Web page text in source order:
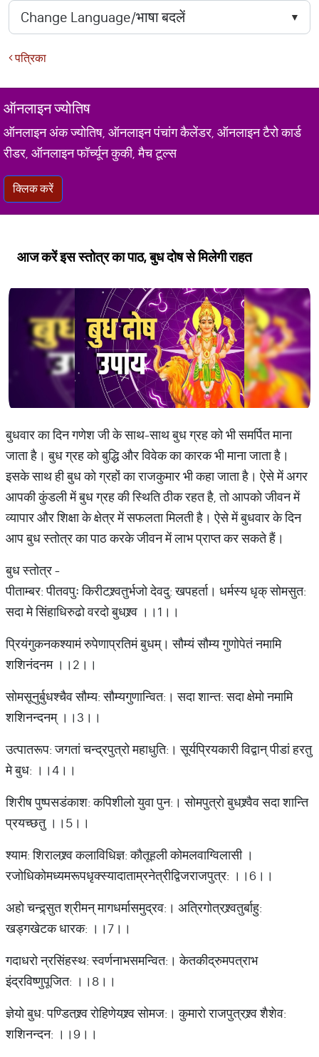
पत्रिका
ऑनलाइन ज्योतिष
ऑनलाइन अंक ज्योतिष, ऑनलाइन पंचांग कैलेंडर, ऑनलाइन टैरो कार्ड
रीडर, ऑनलाइन फॉर्च्यून कुकी, मैच टूल्स
क्लिक करें
आज करें इस स्तोत्र का पाठ, बुध दोष से मिलेगी राहत
बुधवार का दिन गणेश जी के साथ-साथ बुध ग्रह को भी समर्पित माना
जाता है। बुध ग्रह को बुद्धि और विवेक का कारक भी माना जाता है।
इसके साथ ही बुध को ग्रहों का राजकुमार भी कहा जाता है। ऐसे में अगर
आपकी कुंडली में बुध ग्रह की स्थिति ठीक रहत है, तो आपको जीवन में
व्यापार और शिक्षा के क्षेत्र में सफलता मिलती है। ऐसे में बुधवार के दिन
आप बुध स्तोत्र का पाठ करके जीवन में लाभ प्राप्त कर सकते हैं।
बुध स्तोत्र -
पीताम्बर: पीतवपुः किरीटश्र्वतुर्भजो देवदु: खपहर्ता। धर्मस्य धृक् सोमसुत:
सदा मे सिंहाधिरुढो वरदो बुधश्र्व ।।1।।
प्रियंगुकनकश्यामं रुपेणाप्रतिमं बुधम्। सौम्यं सौम्य गुणोपेतं नमामि
शशिनंदनम ।।2।।
सोमसूनुर्बुधश्चैव सौम्य: सौम्यगुणान्वित:। सदा शान्त: सदा क्षेमो नमामि
शशिनन्दनम् ।।3।।
उत्पातरूप: जगतां चन्द्रपुत्रो महाधुति:। सूर्यप्रियकारी विद्वान् पीडां हरतु
मे बुध: ।।4।।
शिरीष पुष्पसडंकाश: कपिशीलो युवा पुन:। सोमपुत्रो बुधश्र्वैव सदा शान्ति
प्रयच्छतु ।।5।।
श्याम: शिरालश्र्व कलाविधिज्ञ: कौतूहली कोमलवाग्विलासी ।
रजोधिकोमध्यमरूपधृक्स्यादाताम्रनेत्रीद्विजराजपुत्र: ।।6।।
अहो चन्द्र्सुत श्रीमन् मागधर्मासमुद्रव:। अत्रिगोत्रश्र्वतुर्बाहु:
खड्गखेटक धारक: ।।7।।
गदाधरो न्रसिंहस्थ: स्वर्णनाभसमन्वित:। केतकीद्रुमपत्राभ
इंद्रविष्णुपूजित: ।।8।।
ज्ञेयो बुध: पण्डितश्र्व रोहिणेयश्र्व सोमज:। कुमारो राजपुत्रश्र्व शैशेव:
शशिनन्दन: ।।9।।